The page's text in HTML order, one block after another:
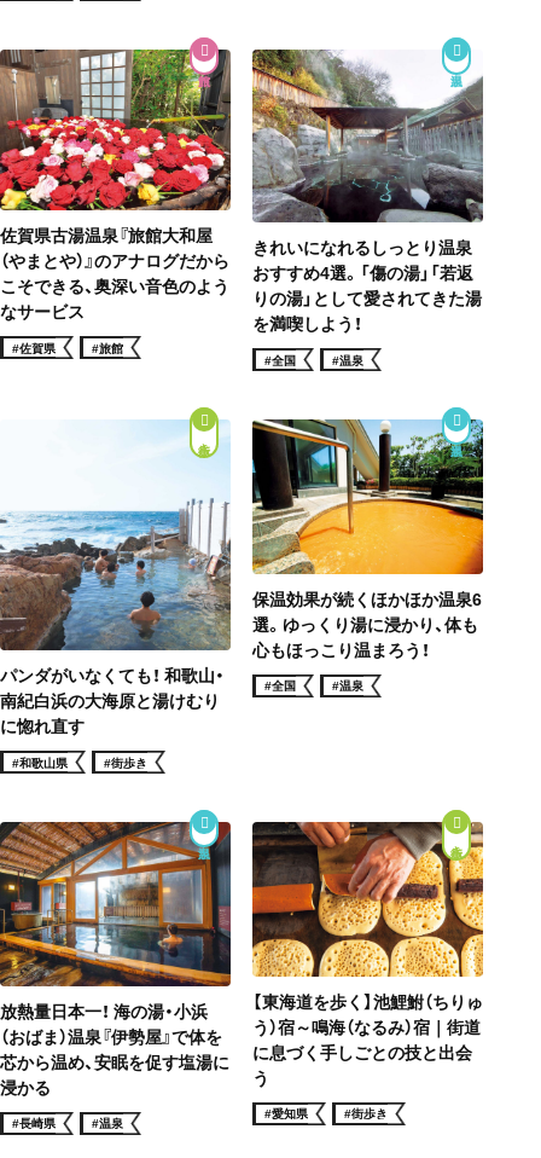
佐賀県古湯温泉『旅館大和屋
（やまとや）』のアナログだから
こそできる、奥深い音色のよう
なサービス
#佐賀県 #旅館
きれいになれるしっとり温泉
おすすめ4選。「傷の湯」「若返
りの湯」として愛されてきた湯
を満喫しよう！
#全国 #温泉
街歩き
パンダがいなくても！ 和歌山・
南紀白浜の大海原と湯けむり
に惚れ直す
#和歌山県 #街歩き
保温効果が続くほかほか温泉6
選。ゆっくり湯に浸かり、体も
心もほっこり温まろう！
#全国 #温泉
放熱量日本一！ 海の湯・小浜
（おばま）温泉『伊勢屋』で体を
芯から温め、安眠を促す塩湯に
浸かる
#長崎県 #温泉
街歩き
【東海道を歩く】池鯉鮒（ちりゅ
う）宿～鳴海（なるみ）宿｜街道
に息づく手しごとの技と出会
う
#愛知県 #街歩き